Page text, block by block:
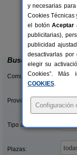
Buscar
Comunidades:
Provincias/Islas:
Tipo alquiler:
Plazas:
y necesarias
Cookies Técnicas
el botónAceptar
publicitarias),
publicidad
desactivarlas
elegir su
Cookies”. Más
COOKIES.